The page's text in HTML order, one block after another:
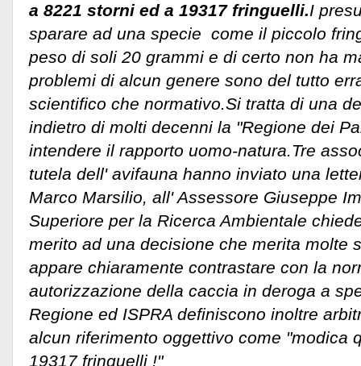
a 8221 storni ed a 19317 fringuelli.I
sparare ad una specie come il piccolo
peso di soli 20 grammi e di certo non ha
problemi di alcun genere sono del tutto
scientifico che normativo.Si tratta di una
indietro di molti decenni la "Regione dei
intendere il rapporto uomo-natura.Tre
tutela dell' avifauna hanno inviato una
Marco Marsilio, all' Assessore Giuseppe
Superiore per la Ricerca Ambientale
merito ad una decisione che merita molte
appare chiaramente contrastare con la
autorizzazione della caccia in deroga a
Regione ed ISPRA definiscono inoltre
alcun riferimento oggettivo come "modica
19317 fringuelli !"